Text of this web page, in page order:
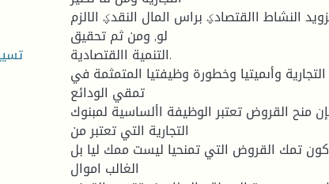
النشاط االقتصادؼ براس المال النقدؼ الالزم
لو, ومن ثم تحقيق
التنمية االقتصادية.
وأىميتيا وخطورة وظيفتيا المتمثمة في
تمقي الودائع
منح القروض تعتبر الوظيفة األساسية لمبنوك
التجارية التي تعتبر من
تمك القروض التي تمنحيا ليست ممك ليا بل
الغالب اموال